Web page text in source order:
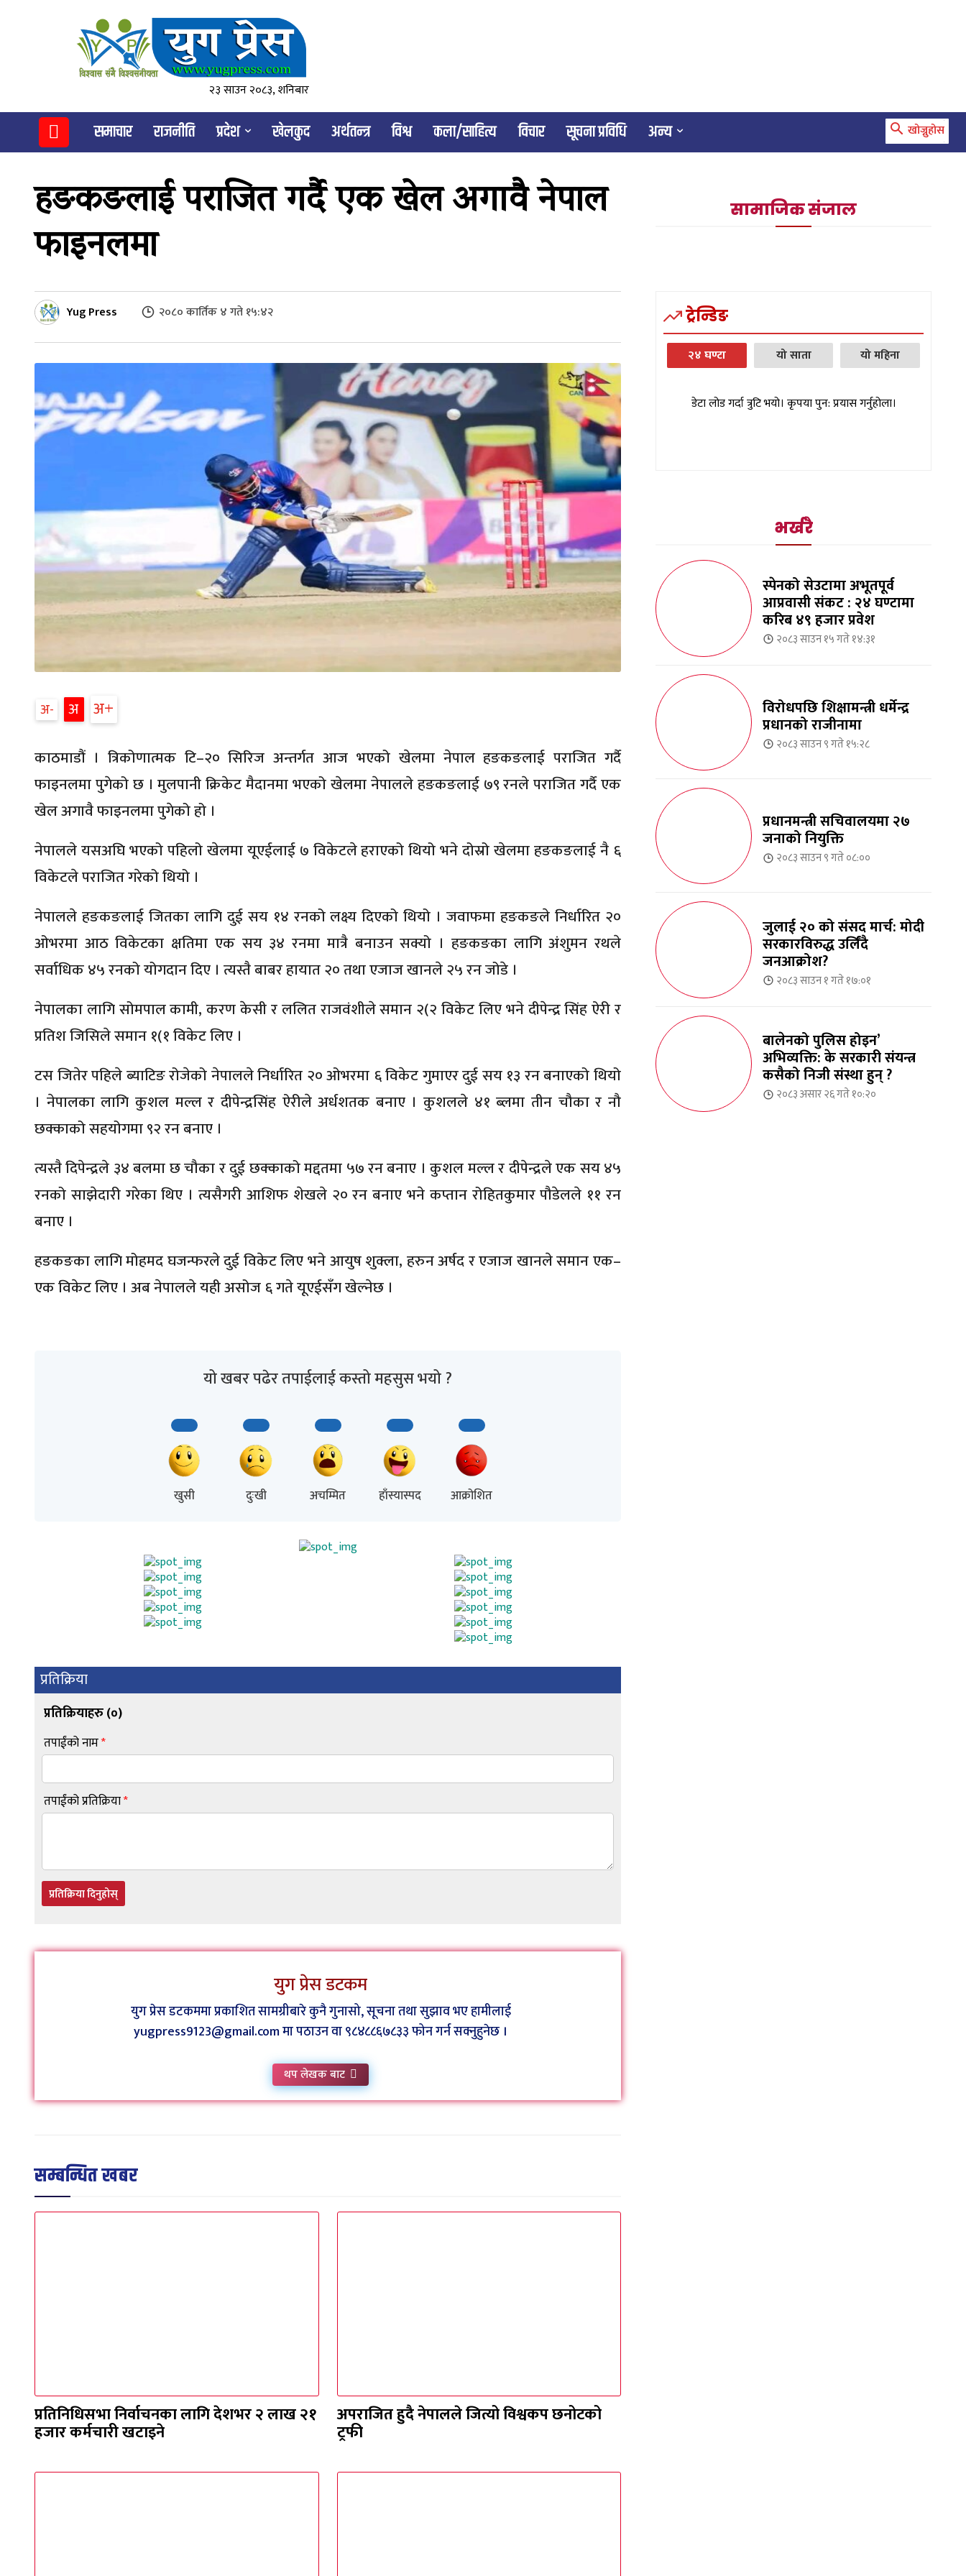
२३ साउन २०८३, शनिबार
समाचार राजनीति प्रदेश खेलकुद अर्थतन्त्र विश्व कला/साहित्य विचार सूचना प्रविधि अन्य खोज्नुहोस
हङकङलाई पराजित गर्दै एक खेल अगावै नेपाल
फाइनलमा
Yug Press २०८० कार्तिक ४ गते १५:४२
अ अ अ
काठमाडौं । त्रिकोणात्मक टि–२० सिरिज अन्तर्गत आज भएको खेलमा नेपाल हङकङलाई पराजित गर्दै
फाइनलमा पुगेको छ । मुलपानी क्रिकेट मैदानमा भएको खेलमा नेपालले हङकङलाई ७९ रनले पराजित गर्दै एक
खेल अगावै फाइनलमा पुगेको हो ।
नेपालले यसअघि भएको पहिलो खेलमा यूएईलाई ७ विकेटले हराएको थियो भने दोस्रो खेलमा हङकङलाई नै ६
विकेटले पराजित गरेको थियो ।
नेपालले हङकङलाई जितका लागि दुई सय १४ रनको लक्ष्य दिएको थियो । जवाफमा हङकङले निर्धारित २०
ओभरमा आठ विकेटका क्षतिमा एक सय ३४ रनमा मात्रै बनाउन सक्यो । हङकङका लागि अंशुमन रथले
सर्वाधिक ४५ रनको योगदान दिए । त्यस्तै बाबर हायात २० तथा एजाज खानले २५ रन जोडे ।
नेपालका लागि सोमपाल कामी, करण केसी र ललित राजवंशीले समान २(२ विकेट लिए भने दीपेन्द्र सिंह ऐरी र
प्रतिश जिसिले समान १(१ विकेट लिए ।
टस जितेर पहिले ब्याटिङ रोजेको नेपालले निर्धारित २० ओभरमा ६ विकेट गुमाएर दुई सय १३ रन बनाएको थियो
। नेपालका लागि कुशल मल्ल र दीपेन्द्रसिंह ऐरीले अर्धशतक बनाए । कुशलले ४१ ब्लमा तीन चौका र नौ
छक्काको सहयोगमा ९२ रन बनाए ।
त्यस्तै दिपेन्द्रले ३४ बलमा छ चौका र दुई छक्काको मद्दतमा ५७ रन बनाए । कुशल मल्ल र दीपेन्द्रले एक सय ४५
रनको साझेदारी गरेका थिए । त्यसैगरी आशिफ शेखले २० रन बनाए भने कप्तान रोहितकुमार पौडेलले ११ रन
बनाए ।
हङकङका लागि मोहमद घजन्फरले दुई विकेट लिए भने आयुष शुक्ला, हरुन अर्षद र एजाज खानले समान एक–
एक विकेट लिए । अब नेपालले यही असोज ६ गते यूएईसँग खेल्नेछ ।
यो खबर पढेर तपाईलाई कस्तो महसुस भयो ?
खुसी दुःखी अचम्मित हाँस्यास्पद आक्रोशित
प्रतिक्रिया
प्रतिक्रियाहरु (०)
तपाईंको नाम*
तपाईंको प्रतिक्रिया*
प्रतिक्रिया दिनुहोस्
युग प्रेस डटकम
युग प्रेस डटकममा प्रकाशित सामग्रीबारे कुनै गुनासो, सूचना तथा सुझाव भए हामीलाई
yugpress9123@gmail.com मा पठाउन वा ९८४८८६७८३३ फोन गर्न सक्नुहुनेछ ।
थप लेखक बाट
सम्बन्धित खबर
प्रतिनिधिसभा निर्वाचनका लागि देशभर २ लाख २१
हजार कर्मचारी खटाइने
अपराजित हुदै नेपालले जित्यो विश्वकप छनोटको
ट्रफी
सामाजिक संजाल
ट्रेन्डिङ
२४ घण्टा यो साता यो महिना
डेटा लोड गर्दा त्रुटि भयो। कृपया पुन: प्रयास गर्नुहोला।
भर्खरै
स्पेनको सेउटामा अभूतपूर्व
आप्रवासी संकट : २४ घण्टामा
करिब ४९ हजार प्रवेश
२०८३ साउन १५ गते १४:३१
विरोधपछि शिक्षामन्त्री धर्मेन्द्र
प्रधानको राजीनामा
२०८३ साउन ९ गते १५:२८
प्रधानमन्त्री सचिवालयमा २७
जनाको नियुक्ति
२०८३ साउन ९ गते ०८:००
जुलाई २० को संसद मार्च: मोदी
सरकारविरुद्ध उर्लिंदै
जनआक्रोश?
२०८३ साउन १ गते १७:०१
बालेनको पुलिस होइन’
अभिव्यक्ति: के सरकारी संयन्त्र
कसैको निजी संस्था हुन् ?
२०८३ असार २६ गते १०:२०